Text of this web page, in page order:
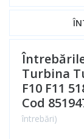
Turbina
F10 F11
Cod
întrebări)